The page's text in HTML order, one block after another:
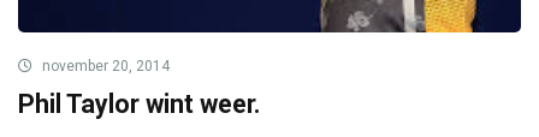
november 20, 2014
Phil Taylor wint weer.